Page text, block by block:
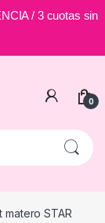
/ 3 cuotas sin
0
matero STAR